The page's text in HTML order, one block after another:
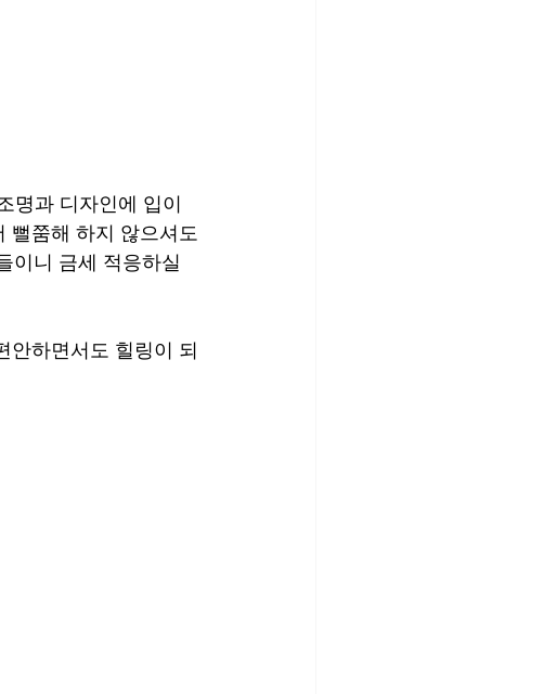
명과 디자인에 입이
뻘쭘해 하지 않으셔도
이니 금세 적응하실
안하면서도 힐링이 되